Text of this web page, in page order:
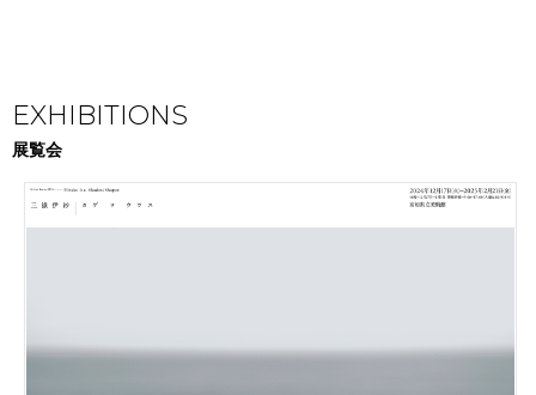
EXHIBITIONS
展覧会